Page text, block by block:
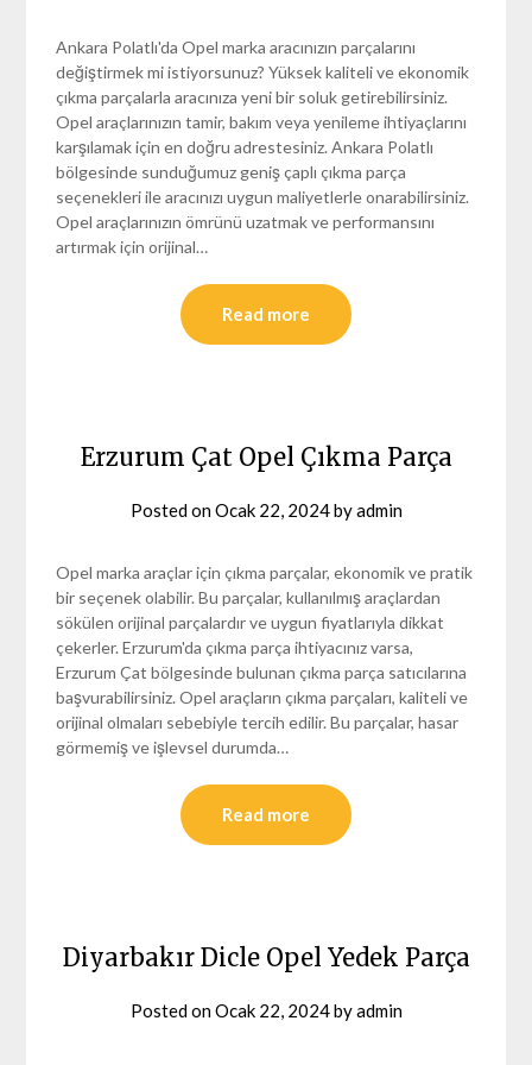
Ankara Polatlı'da Opel marka aracınızın parçalarını
değiştirmek mi istiyorsunuz? Yüksek kaliteli ve ekonomik
çıkma parçalarla aracınıza yeni bir soluk getirebilirsiniz.
Opel araçlarınızın tamir, bakım veya yenileme ihtiyaçlarını
karşılamak için en doğru adrestesiniz. Ankara Polatlı
bölgesinde sunduğumuz geniş çaplı çıkma parça
seçenekleri ile aracınızı uygun maliyetlerle onarabilirsiniz.
Opel araçlarınızın ömrünü uzatmak ve performansını
artırmak için orijinal…
Read more
Erzurum Çat Opel Çıkma Parça
Posted onOcak 22, 2024byadmin
Opel marka araçlar için çıkma parçalar, ekonomik ve pratik
bir seçenek olabilir. Bu parçalar, kullanılmış araçlardan
sökülen orijinal parçalardır ve uygun fiyatlarıyla dikkat
çekerler. Erzurum'da çıkma parça ihtiyacınız varsa,
Erzurum Çat bölgesinde bulunan çıkma parça satıcılarına
başvurabilirsiniz. Opel araçların çıkma parçaları, kaliteli ve
orijinal olmaları sebebiyle tercih edilir. Bu parçalar, hasar
görmemiş ve işlevsel durumda…
Read more
Diyarbakır Dicle Opel Yedek Parça
Posted onOcak 22, 2024byadmin